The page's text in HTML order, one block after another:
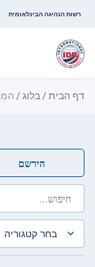
רשות הנהיגה הבינלאומית
דף הבית/ בלוג/
הירשם